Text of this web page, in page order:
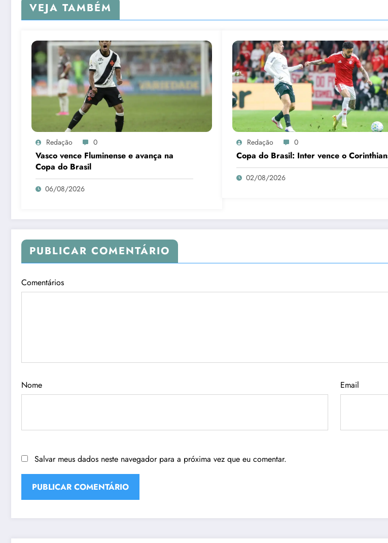
VEJA TAMBÉM
Redação 0
Vasco vence Fluminense e avança na
Copa do Brasil
06/08/2026
Redação 0
Copa do Brasil: Inter vence o
02/08/2026
PUBLICAR COMENTÁRIO
Comentários
Nome Email
Salvar meus dados neste navegador para a próxima vez que eu comentar.